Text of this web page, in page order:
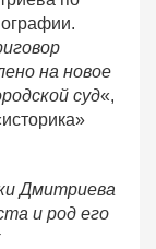
на новое
суд«,
Дмитриева
и род его